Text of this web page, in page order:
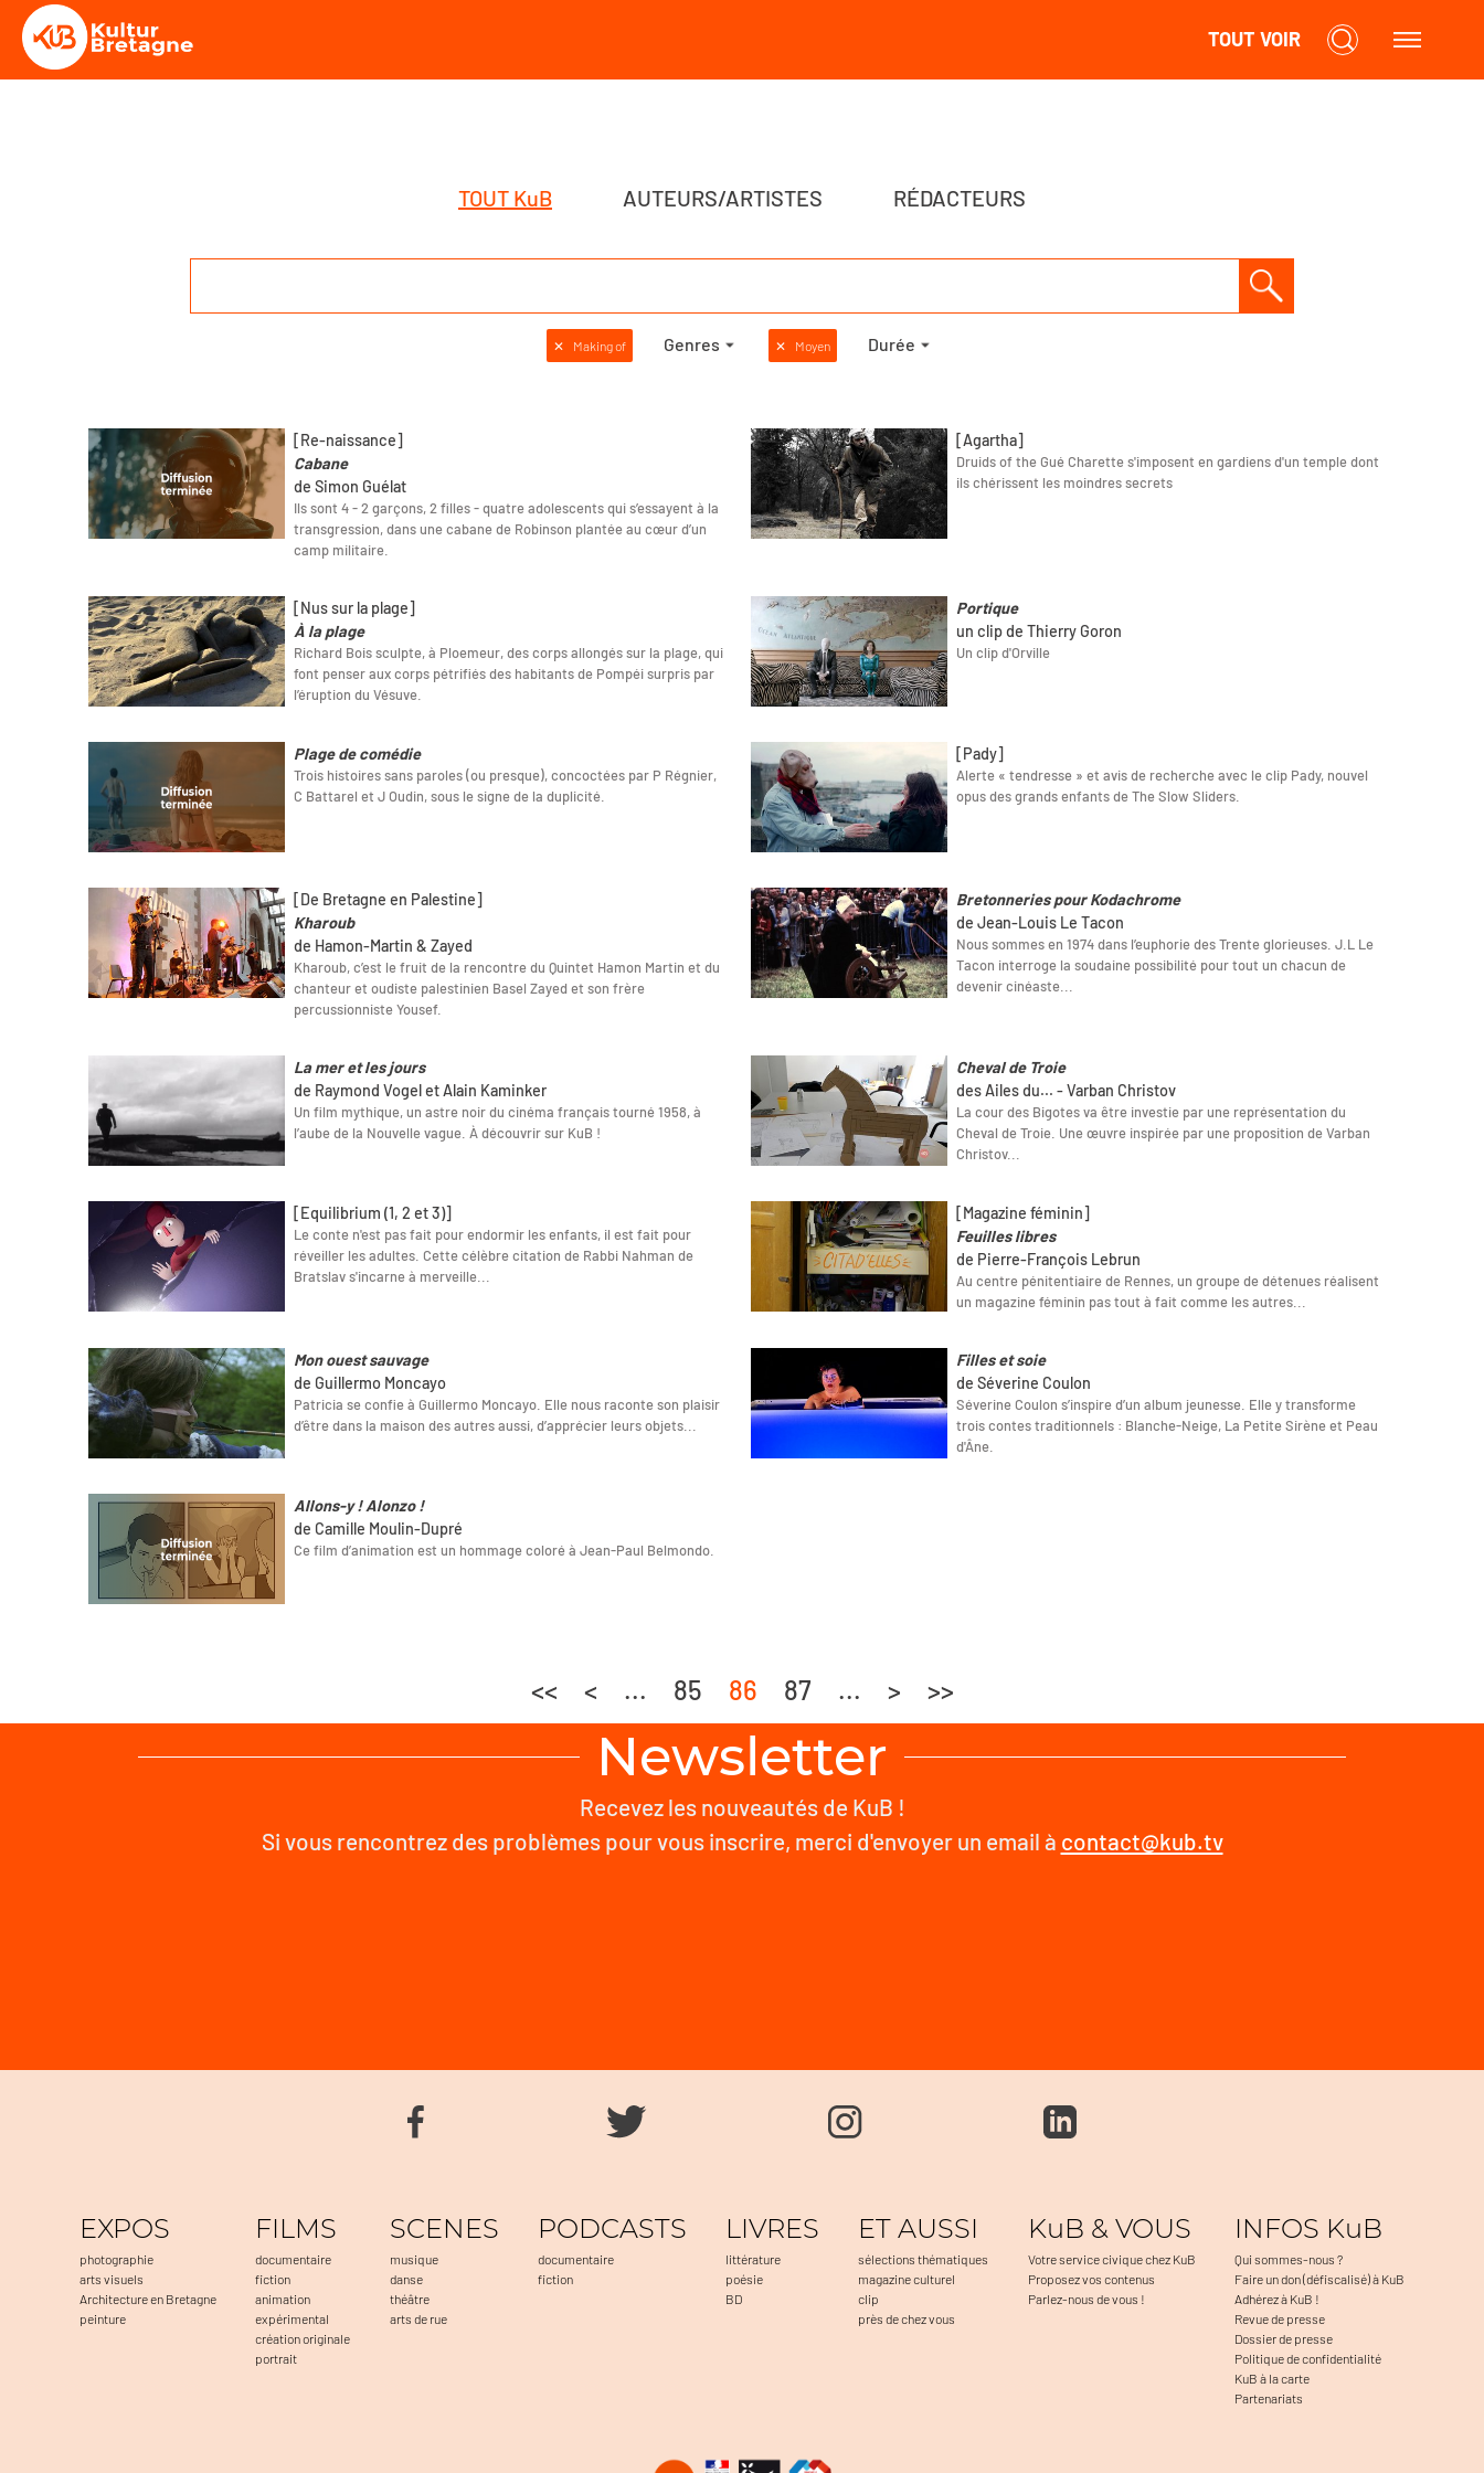
TOUT VOIR
TOUT KuB AUTEURS/ARTISTES RÉDACTEURS
✕ Making of Genres ✕ Moyen Durée
[Re-naissance]
Cabane
de Simon Guélat
Ils sont 4 - 2 garçons, 2 filles - quatre adolescents qui s’essayent à la
transgression, dans une cabane de Robinson plantée au cœur d’un
camp militaire.
[Agartha]
Druids of the Gué Charette s'imposent en gardiens d'un temple dont
ils chérissent les moindres secrets
[Nus sur la plage]
À la plage
Richard Bois sculpte, à Ploemeur, des corps allongés sur la plage, qui
font penser aux corps pétrifiés des habitants de Pompéi surpris par
l’éruption du Vésuve.
Portique
un clip de Thierry Goron
Un clip d'Orville
Plage de comédie
Trois histoires sans paroles (ou presque), concoctées par P Régnier,
C Battarel et J Oudin, sous le signe de la duplicité.
[Pady]
Alerte « tendresse » et avis de recherche avec le clip Pady, nouvel
opus des grands enfants de The Slow Sliders.
[De Bretagne en Palestine]
Kharoub
de Hamon-Martin & Zayed
Kharoub, c’est le fruit de la rencontre du Quintet Hamon Martin et du
chanteur et oudiste palestinien Basel Zayed et son frère
percussionniste Yousef.
Bretonneries pour Kodachrome
de Jean-Louis Le Tacon
Nous sommes en 1974 dans l’euphorie des Trente glorieuses. J.L Le
Tacon interroge la soudaine possibilité pour tout un chacun de
devenir cinéaste...
La mer et les jours
de Raymond Vogel et Alain Kaminker
Un film mythique, un astre noir du cinéma français tourné 1958, à
l’aube de la Nouvelle vague. À découvrir sur KuB !
Cheval de Troie
des Ailes du... - Varban Christov
La cour des Bigotes va être investie par une représentation du
Cheval de Troie. Une œuvre inspirée par une proposition de Varban
Christov...
[Equilibrium (1, 2 et 3)]
Le conte n'est pas fait pour endormir les enfants, il est fait pour
réveiller les adultes. Cette célèbre citation de Rabbi Nahman de
Bratslav s'incarne à merveille...
[Magazine féminin]
Feuilles libres
de Pierre-François Lebrun
Au centre pénitentiaire de Rennes, un groupe de détenues réalisent
un magazine féminin pas tout à fait comme les autres...
Mon ouest sauvage
de Guillermo Moncayo
Patricia se confie à Guillermo Moncayo. Elle nous raconte son plaisir
d’être dans la maison des autres aussi, d’apprécier leurs objets...
Filles et soie
de Séverine Coulon
Séverine Coulon s’inspire d’un album jeunesse. Elle y transforme
trois contes traditionnels : Blanche-Neige, La Petite Sirène et Peau
d'Âne.
Allons-y ! Alonzo !
de Camille Moulin-Dupré
Ce film d’animation est un hommage coloré à Jean-Paul Belmondo.
<< < ... 85 86 87 ... > >>
Newsletter
Recevez les nouveautés de KuB !
Si vous rencontrez des problèmes pour vous inscrire, merci d'envoyer un email à contact@kub.tv
EXPOS
photographie
arts visuels
Architecture en Bretagne
peinture
FILMS
documentaire
fiction
animation
expérimental
création originale
portrait
SCENES
musique
danse
théâtre
arts de rue
PODCASTS
documentaire
fiction
LIVRES
littérature
poésie
BD
ET AUSSI
sélections thématiques
magazine culturel
clip
près de chez vous
KuB & VOUS
Votre service civique chez KuB
Proposez vos contenus
Parlez-nous de vous !
INFOS KuB
Qui sommes-nous ?
Faire un don (défiscalisé) à KuB
Adhérez à KuB !
Revue de presse
Dossier de presse
Politique de confidentialité
KuB à la carte
Partenariats